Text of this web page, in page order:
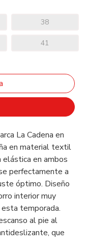
38
41
La Cadena en
en material textil
elástica en ambos
perfectamente a
óptimo. Diseño
interior muy
temporada.
al pie al
que